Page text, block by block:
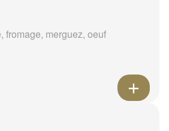
fromage, merguez, oeuf